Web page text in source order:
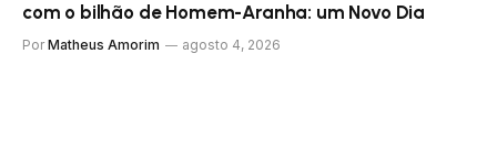
com o bilhão de Homem-Aranha: um Novo Dia
Por Matheus Amorim agosto 4, 2026